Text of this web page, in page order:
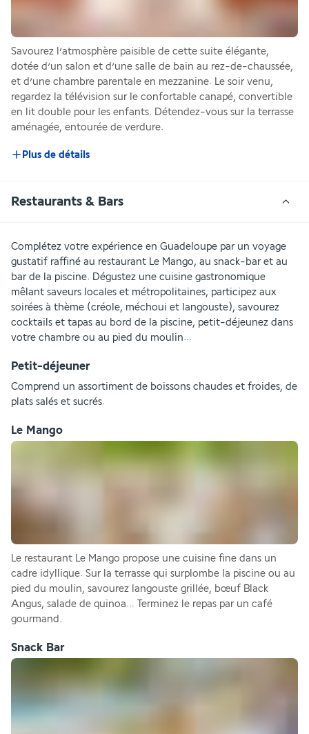
Savourez l’atmosphère paisible de cette suite élégante,
dotée d’un salon et d’une salle de bain au rez-de-chaussée,
et d’une chambre parentale en mezzanine. Le soir venu,
regardez la télévision sur le confortable canapé, convertible
en lit double pour les enfants. Détendez-vous sur la terrasse
aménagée, entourée de verdure.
Plus de détails
Restaurants & Bars
Complétez votre expérience en Guadeloupe par un voyage
gustatif raffiné au restaurant Le Mango, au snack-bar et au
bar de la piscine. Dégustez une cuisine gastronomique
mêlant saveurs locales et métropolitaines, participez aux
soirées à thème (créole, méchoui et langouste), savourez
cocktails et tapas au bord de la piscine, petit-déjeunez dans
votre chambre ou au pied du moulin…
Petit-déjeuner
Comprend un assortiment de boissons chaudes et froides, de
plats salés et sucrés.
Le Mango
Le restaurant Le Mango propose une cuisine fine dans un
cadre idyllique. Sur la terrasse qui surplombe la piscine ou au
pied du moulin, savourez langouste grillée, bœuf Black
Angus, salade de quinoa… Terminez le repas par un café
gourmand.
Snack Bar